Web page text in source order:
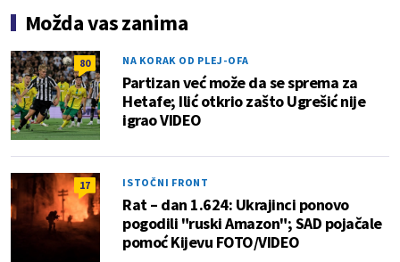
Možda vas zanima
80 NA KORAK OD PLEJ-OFA
Partizan već može da se sprema za
Hetafe; Ilić otkrio zašto Ugrešić nije
igrao VIDEO
17 ISTOČNI FRONT
Rat – dan 1.624: Ukrajinci ponovo
pogodili "ruski Amazon"; SAD pojačale
pomoć Kijevu FOTO/VIDEO